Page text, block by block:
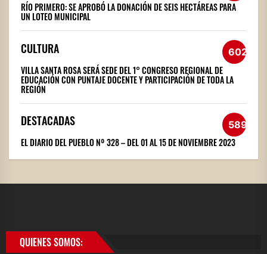
RÍO PRIMERO: SE APROBÓ LA DONACIÓN DE SEIS HECTÁREAS PARA
UN LOTEO MUNICIPAL
CULTURA 602
VILLA SANTA ROSA SERÁ SEDE DEL 1° CONGRESO REGIONAL DE
EDUCACIÓN CON PUNTAJE DOCENTE Y PARTICIPACIÓN DE TODA LA
REGIÓN
DESTACADAS 589
EL DIARIO DEL PUEBLO Nº 328 – DEL 01 AL 15 DE NOVIEMBRE 2023
QUIENES SOMOS: